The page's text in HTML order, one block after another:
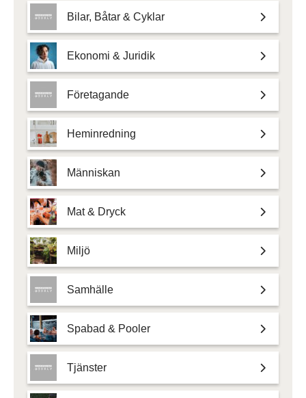
Bilar, Båtar & Cyklar
Ekonomi & Juridik
Företagande
Heminredning
Människan
Mat & Dryck
Miljö
Samhälle
Spabad & Pooler
Tjänster